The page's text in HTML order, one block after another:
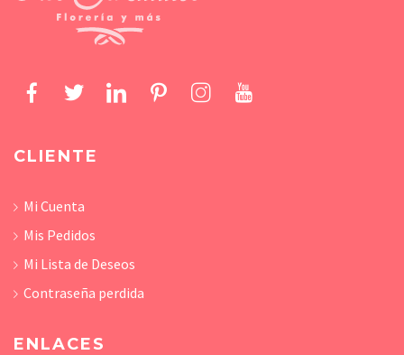
CLIENTE
Mi Cuenta
Mis Pedidos
Mi Lista de Deseos
Contraseña perdida
ENLACES